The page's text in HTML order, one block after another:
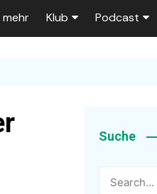
mehr Klub
Ex-Preußen
Podcast
Suche